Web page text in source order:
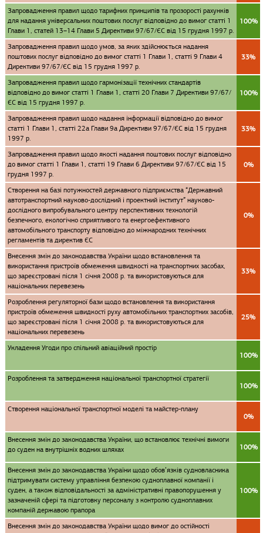
Запровадження правил щодо тарифних принципів та прозорості рахунків
для надання універсальних поштових послуг відповідно до вимог статті 1
Глави 1, статей 13–14 Глави 5 Директиви 97/67/ЄС від 15 грудня 1997 р.
100%
Запровадження правил щодо умов, за яких здійснюється надання
поштових послуг відповідно до вимог статті 1 Глави 1, статті 9 Глави 4
Директиви 97/67/ЄС від 15 грудня 1997 р.
33%
Запровадження правил щодо гармонізації технічних стандартів
відповідно до вимог статті 1 Глави 1, статті 20 Глави 7 Директиви 97/67/
ЄС від 15 грудня 1997 р.
100%
Запровадження правил щодо надання інформації відповідно до вимог
статті 1 Глави 1, статті 22а Глави 9а Директиви 97/67/ЄС від 15 грудня
1997 р.
33%
Запровадження правил щодо якості надання поштових послуг відповідно
до вимог статті 1 Глави 1, статті 19 Глави 6 Директиви 97/67/ЄС від 15
грудня 1997 р.
0%
Створення на базі потужностей державного підприємства “Державний
автотранспортний науково-дослідний і проектний інститут” науково-
дослідного випробувального центру перспективних технологій
безпечного, екологічно сприятливого та енергоефективного
автомобільного транспорту відповідно до міжнародних технічних
регламентів та директив ЄС
0%
Внесення змін до законодавства України щодо встановлення та
використання пристроїв обмеження швидкості на транспортних засобах,
що зареєстровані після 1 січня 2008 р. та використовуються для
національних перевезень
33%
Розроблення регуляторної бази щодо встановлення та використання
пристроїв обмеження швидкості руху автомобільних транспортних засобів,
що зареєстровані після 1 січня 2008 р. та використовуються для
національних перевезень
25%
Укладення Угоди про спільний авіаційний простір
100%
Розроблення та затвердження національної транспортної стратегії
100%
Створення національної транспортної моделі та майстер-плану
0%
Внесення змін до законодавства України, що встановлює технічні вимоги
до суден на внутрішніх водних шляхах
100%
Внесення змін до законодавства України щодо обов’язків судновласника
підтримувати систему управління безпекою судноплавної компанії і
суден, а також відповідальності за адміністративні правопорушення у
зазначеній сфері та підготовку персоналу з контролю судноплавних
компаній державою прапора
100%
Внесення змін до законодавства України щодо вимог до остійності